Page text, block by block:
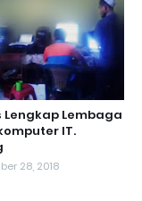
Lengkap Lembaga
IT.
28, 2018